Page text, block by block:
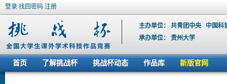
登录 找回密码 注册
主办单位：共青团中央
中国科
承办单位：贵州大学
首页 了解挑战杯 挑战杯动态 作品库 新版官网